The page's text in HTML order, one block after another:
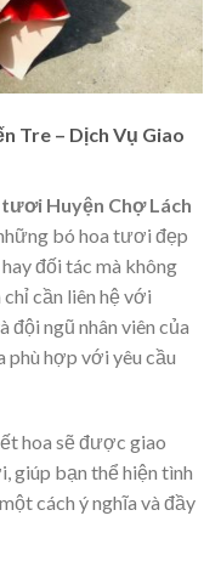
Tre – Dịch Vụ Giao
Huyện Chợ Lách
bó hoa tươi đẹp
đối tác mà không
cần liên hệ với
đội ngũ nhân viên của
phù hợp với yêu cầu
hoa sẽ được giao
giúp bạn thể hiện tình
cách ý nghĩa và đầy